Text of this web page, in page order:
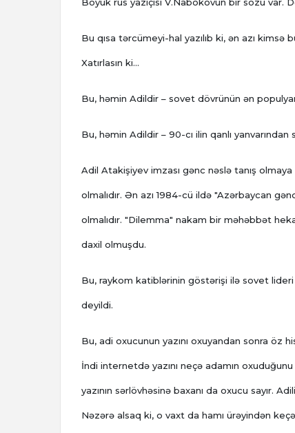
Böyük rus yazıçısı V.Nabokovun bir sözü var.
Bu qısa tərcümeyi-hal yazılıb ki, ən azı kimsə
Xatırlasın ki...
Bu, həmin Adildir – sovet dövrünün ən
Bu, həmin Adildir – 90-cı ilin qanlı yanvarından
Adil Atakişiyev imzası gənc nəslə tanış
olmalıdır. Ən azı 1984-cü ildə "Azərbaycan
olmalıdır. "Dilemma" nakam bir məhəbbət
daxil olmuşdu.
Bu, raykom katiblərinin göstərişi ilə sovet
deyildi.
Bu, adi oxucunun yazını oxuyandan sonra öz
İndi internetdə yazını neçə adamın
yazının sərlövhəsinə baxanı da oxucu sayır.
Nəzərə alsaq ki, o vaxt da hamı ürəyindən